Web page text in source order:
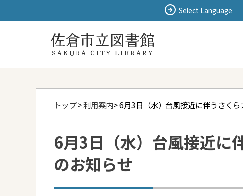
Select Language
トップ>利用案内> 6月3日（水）台風接近に伴うさく
6月3日（水）台風接近に
のお知らせ